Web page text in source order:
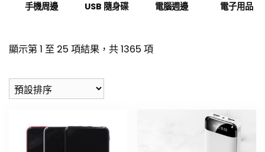
手機周邊 USB 隨身碟 電腦週邊 電子用品
顯示第 1 至 25 項結果，共 1365 項